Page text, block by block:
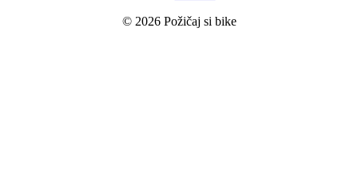
© 2026 Požičaj si bike